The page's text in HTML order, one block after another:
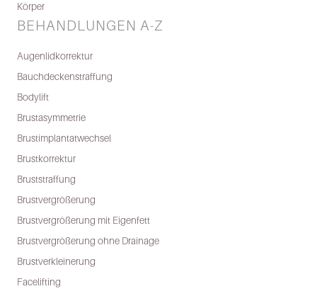
Körper
BEHANDLUNGEN A-Z
Augenlidkorrektur
Bauchdeckenstraffung
Bodylift
Brustasymmetrie
Brustimplantatwechsel
Brustkorrektur
Bruststraffung
Brustvergrößerung
Brustvergrößerung mit Eigenfett
Brustvergrößerung ohne Drainage
Brustverkleinerung
Facelifting